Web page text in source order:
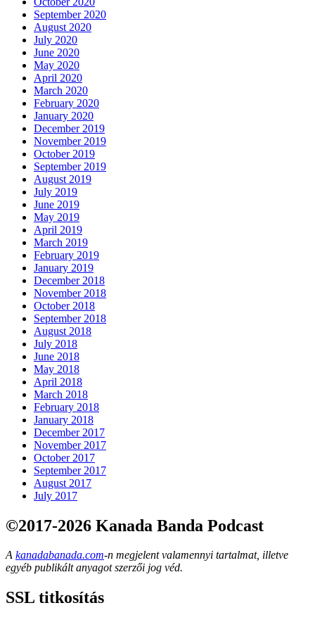
September 2020
August 2020
July 2020
June 2020
May 2020
April 2020
March 2020
February 2020
January 2020
December 2019
November 2019
October 2019
September 2019
August 2019
July 2019
June 2019
May 2019
April 2019
March 2019
February 2019
January 2019
December 2018
November 2018
October 2018
September 2018
August 2018
July 2018
June 2018
May 2018
April 2018
March 2018
February 2018
January 2018
December 2017
November 2017
October 2017
September 2017
August 2017
July 2017
©2017-2026 Kanada Banda Podcast
A kanadabanada.com-n megjelent valamennyi tartalmat, illetve
egyéb publikált anyagot szerzői jog véd.
SSL titkosítás